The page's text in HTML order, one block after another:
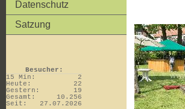
Datenschutz
Satzung
Besucher:
15 Min:
2
Heute:
22
Gestern:
19
Gesamt:
10.256
Seit:
27.07.2026